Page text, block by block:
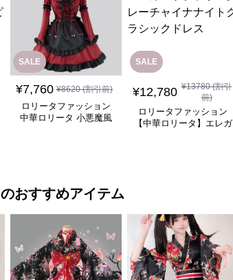
SALE
¥7,760 ¥8620(割引前)
ロリータファッション
中華ロリータ 小悪魔風
SALE
¥12,780 ¥13780(割引
前)
ロリータファッション
【中華ロリータ】エレガ
のおすすめアイテム